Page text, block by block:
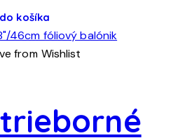
košíka
produkt
má
Možnosti
si
from Wishlist